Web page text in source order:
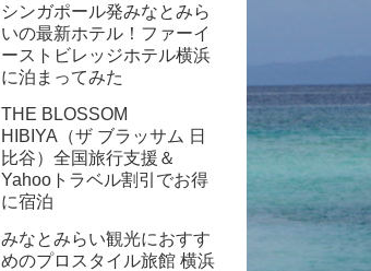
シンガポール発みなとみら
いの最新ホテル！ファーイ
ーストビレッジホテル横浜
に泊まってみた
THE BLOSSOM
HIBIYA（ザ ブラッサム 日
比谷）全国旅行支援＆
Yahooトラベル割引でお得
に宿泊
みなとみらい観光におすす
めのプロスタイル旅館 横浜